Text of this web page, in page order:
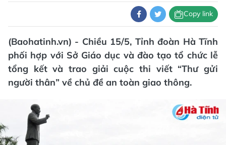
Copy link
(Baohatinh.vn) - Chiều 15/5, Tỉnh đoàn Hà Tĩnh
phối hợp với Sở Giáo dục và đào tạo tổ chức lễ
tổng kết và trao giải cuộc thi viết “Thư gửi
người thân” về chủ đề an toàn giao thông.